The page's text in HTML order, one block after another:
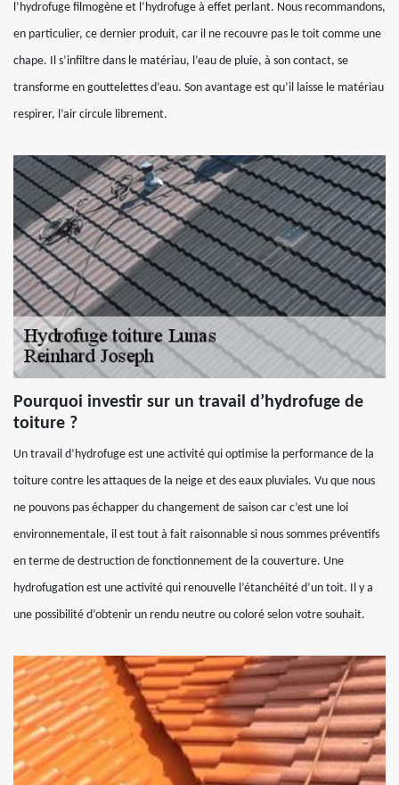
l’hydrofuge filmogène et l’hydrofuge à effet perlant. Nous recommandons,
en particulier, ce dernier produit, car il ne recouvre pas le toit comme une
chape. Il s’infiltre dans le matériau, l’eau de pluie, à son contact, se
transforme en gouttelettes d’eau. Son avantage est qu’il laisse le matériau
respirer, l’air circule librement.
Pourquoi investir sur un travail d’hydrofuge de
toiture ?
Un travail d’hydrofuge est une activité qui optimise la performance de la
toiture contre les attaques de la neige et des eaux pluviales. Vu que nous
ne pouvons pas échapper du changement de saison car c’est une loi
environnementale, il est tout à fait raisonnable si nous sommes préventifs
en terme de destruction de fonctionnement de la couverture. Une
hydrofugation est une activité qui renouvelle l’étanchéité d’un toit. Il y a
une possibilité d’obtenir un rendu neutre ou coloré selon votre souhait.